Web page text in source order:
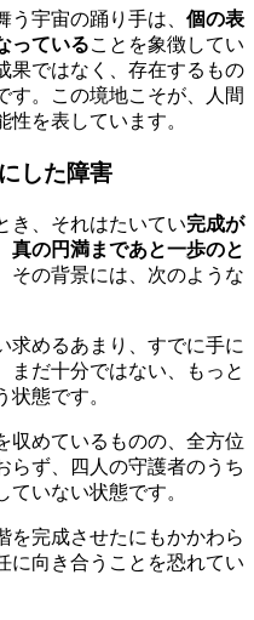
宇宙の踊り手は、 個の表
っていることを象徴してい
果ではなく、存在するもの
す。この境地こそが、人間
を表しています。
した障害
き、それはたいてい完成が
真の円満まであと一歩のと
その背景には、次のような
求めるあまり、すでに手に
まだ十分ではない、もっと
態です。
収めているものの、全方位
らず、四人の守護者のうち
いない状態です。
を完成させたにもかかわら
に向き合うことを恐れてい